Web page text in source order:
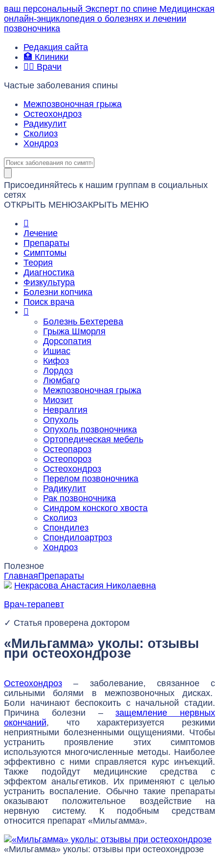
ваш персональный Эксперт по спине Медицинская
онлайн-энциклопедия о болезнях и лечении
позвоночника
Редакция сайта
🏥 Клиники
👨‍⚕️ Врачи
Частые заболевания спины
Межпозвоночная грыжа
Остеохондроз
Радикулит
Сколиоз
Хондроз
Присоединяйтесь к нашим группам в социальных
сетях
ОТКРЫТЬ МЕНЮЗАКРЫТЬ МЕНЮ
Лечение
Препараты
Симптомы
Теория
Диагностика
Физкультура
Болезни копчика
Поиск врача
Болезнь Бехтерева
Грыжа Шморля
Дорсопатия
Ишиас
Кифоз
Лордоз
Люмбаго
Межпозвоночная грыжа
Миозит
Невралгия
Опухоль
Опухоль позвоночника
Ортопедическая мебель
Остеопароз
Остеопороз
Остеохондроз
Перелом позвоночника
Радикулит
Рак позвоночника
Синдром конского хвоста
Сколиоз
Спондилез
Спондилоартроз
Хондроз
Полезное
ГлавнаяПрепараты
Некрасова Анастасия Николаевна
Врач-терапевт
✓ Статья проверена доктором
«Мильгамма» уколы: отзывы
при остеохондрозе
Остеохондроз – заболевание, связанное с
сильными болями в межпозвоночных дисках.
Боли начинают беспокоить с начальной стадии.
Причина болезни –защемление нервных
окончаний, что характеризуется резкими
неприятными болезненными ощущениями. Чтобы
устранить проявление этих симптомов
используются многочисленные методы. Наиболее
эффективно с ними справляется курс инъекций.
Также подойдут медицинские средства с
эффектом анальгетиков. Их применяют с целью
устранить воспаление. Обычно такие препараты
оказывают положительное воздействие на
нервную систему. К подобным средствам
относится препарат «Мильгамма».
«Мильгамма» уколы: отзывы при остеохондрозе